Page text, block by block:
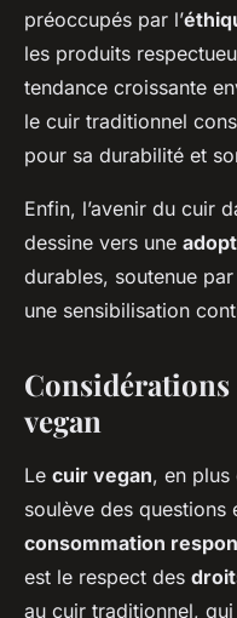
préoccupés par l’
les produits
tendance croissante
le cuir traditionnel
pour sa durabilité et
Enfin, l’avenir du cuir
dessine vers une
durables, soutenue
une sensibilisation
vegan
Le cuir vegan, en
soulève des questions
consommation
est le respect des
au cuir traditionnel,